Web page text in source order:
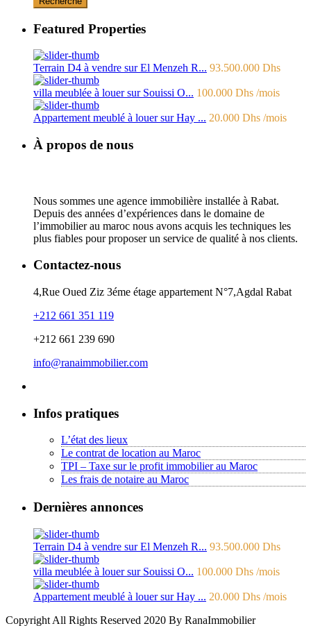
Featured Properties
Terrain D4 à vendre sur El Menzeh R... 93.500.000 Dhs
villa meublée à louer sur Souissi O... 100.000 Dhs /mois
Appartement meublé à louer sur Hay ... 20.000 Dhs /mois
À propos de nous
Nous sommes une agence immobilière installée à Rabat.
Depuis des années d’expériences dans le domaine de
l’immobilier au maroc nous avons acquis les techniques les
plus fiables pour proposer un service de qualité à nos clients.
Contactez-nous
4,Rue Oued Ziz 3éme étage appartement N°7,Agdal Rabat
+212 661 351 119
+212 661 239 690
info@ranaimmobilier.com
Infos pratiques
L’état des lieux
Le contrat de location au Maroc
TPI – Taxe sur le profit immobilier au Maroc
Les frais de notaire au Maroc
Dernières annonces
Terrain D4 à vendre sur El Menzeh R... 93.500.000 Dhs
villa meublée à louer sur Souissi O... 100.000 Dhs /mois
Appartement meublé à louer sur Hay ... 20.000 Dhs /mois
Copyright All Rights Reserved 2020 By RanaImmobilier